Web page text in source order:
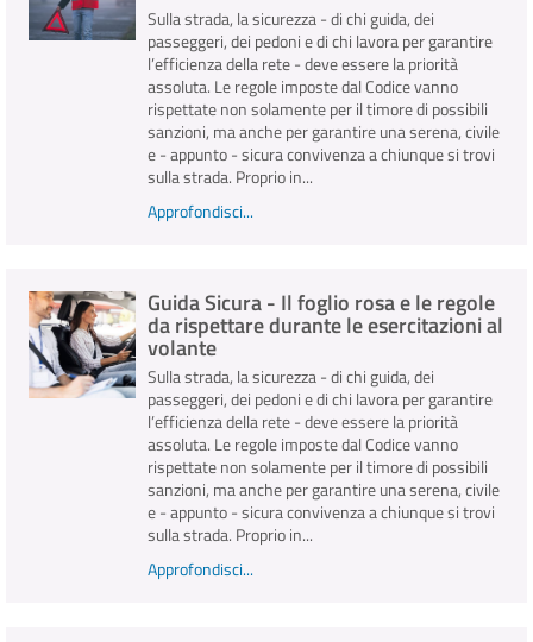
Sulla strada, la sicurezza - di chi guida, dei
passeggeri, dei pedoni e di chi lavora per garantire
l’efficienza della rete - deve essere la priorità
assoluta. Le regole imposte dal Codice vanno
rispettate non solamente per il timore di possibili
sanzioni, ma anche per garantire una serena, civile
e - appunto - sicura convivenza a chiunque si trovi
sulla strada. Proprio in...
Approfondisci...
Guida Sicura - Il foglio rosa e le regole
da rispettare durante le esercitazioni al
volante
Sulla strada, la sicurezza - di chi guida, dei
passeggeri, dei pedoni e di chi lavora per garantire
l’efficienza della rete - deve essere la priorità
assoluta. Le regole imposte dal Codice vanno
rispettate non solamente per il timore di possibili
sanzioni, ma anche per garantire una serena, civile
e - appunto - sicura convivenza a chiunque si trovi
sulla strada. Proprio in...
Approfondisci...